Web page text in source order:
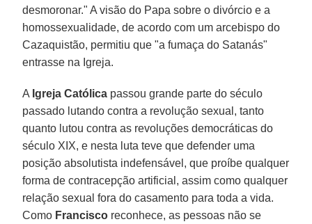
desmoronar." A visão do Papa sobre o divórcio e a
homossexualidade, de acordo com um arcebispo do
Cazaquistão, permitiu que "a fumaça do Satanás"
entrasse na Igreja.
A Igreja Católica passou grande parte do século
passado lutando contra a revolução sexual, tanto
quanto lutou contra as revoluções democráticas do
século XIX, e nesta luta teve que defender uma
posição absolutista indefensável, que proíbe qualquer
forma de contracepção artificial, assim como qualquer
relação sexual fora do casamento para toda a vida.
Como Francisco reconhece, as pessoas não se